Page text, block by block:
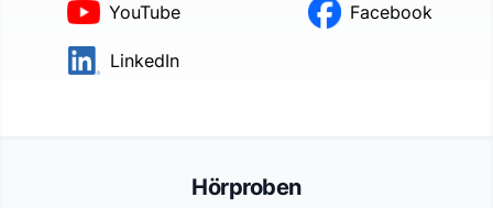
YouTube Facebook
LinkedIn
Hörproben